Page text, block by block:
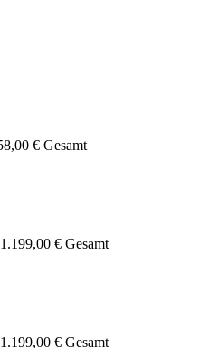
€ Gesamt
1.199,00 € Gesamt
1.199,00 € Gesamt